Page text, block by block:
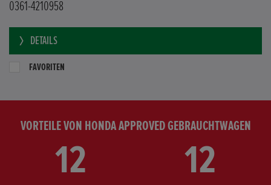
0361-4210958
DETAILS
FAVORITEN
VORTEILE VON HONDA APPROVED GEBRAUCHTWAGEN
12 12